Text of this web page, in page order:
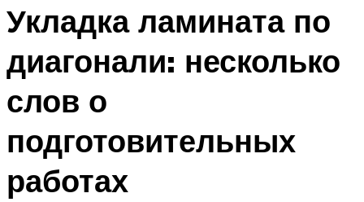
Укладка ламината по
диагонали: несколько
слов о
подготовительных
работах